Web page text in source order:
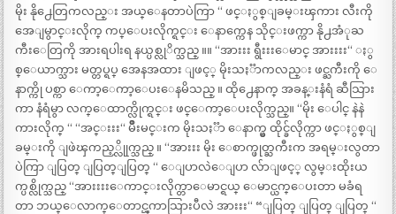
မိုး နို႕ေတြကလည္း အယ္ေနတာပဲကြာ “ ဖင္ႏွစ္ျခမ္းၾကား လီးကို
အေျမွာင္းလိုက္ ကပ္ေပးလိုက္ရင္း ေနာက္ကေန သိုင္းဖက္ကာ နို႕အံုႀ
ကီးေတြကို အားရပါးရ နယ္ပစ္လုိက္သည္ ။။ “အားးး ရွီးးးေမာင္ အားးးး“ ႏွ
စ္ေယာက္သား မတ္တပ္ရပ္ အေနအထား ျဖင့္ မိုးသႏၱာကလည္း ဖင္ႀကီးကို ေ
နာက္ကို ပစ္ကာ ေကာ့ေကာ့ေပးေနမိသည္ ။ ထို႕ေနာက္ အခန္းနံရံ ဆီသြား
ကာ နံရံမွာ လက္ေထာက္လိုက္ရင္း ဖင္ေကာ့ေပးလိုက္သည္။ “မိုး ေပါင္ နဲနဲ
ကားလိုက္ “ “အင္းးး“ မ်ိဳးမင္းက မိုးသႏၱာ ေနာက္မွ ထိုင္ခ်လိုက္ကာ ဖင္ႏွစ္ျ
ခမ္းကို ျဖဲၾကည့္လိုုက္သည္ ။ “အားးး မိုး ေစာက္ဖုတ္ႀကီးက အရမ္းလွတာ
ပဲကြာ ျပြတ္ ျပြတ္ျပြတ္ “ ေျပာလဲေျပာ လ်ာျဖင့္ လွမ္းထိုးယ
က္ပစ္လိုက္သည္ “အားးးးေကာင္းလိုက္တာေမာင္ရယ္ ေမာင္ယက္ေပးတာ မခံရ
တာ ဘယ္ေလာက္ေတာင္ၾကာသြားပီလဲ အားးး“ “ျပြတ္ ျပြတ္ ျပြတ္ “